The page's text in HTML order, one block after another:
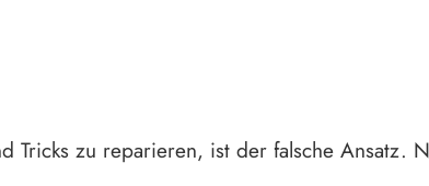
zu reparieren, ist der falsche Ansatz.